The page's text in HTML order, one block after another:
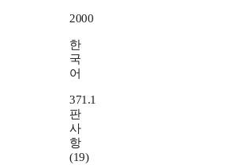
2000
한
국
어
371.1
판
사
항
(19)